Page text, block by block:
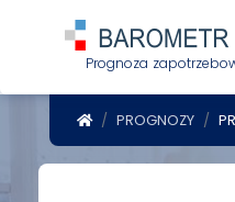
Prognoza
POWRÓT DO STRONY
PROGNOZY